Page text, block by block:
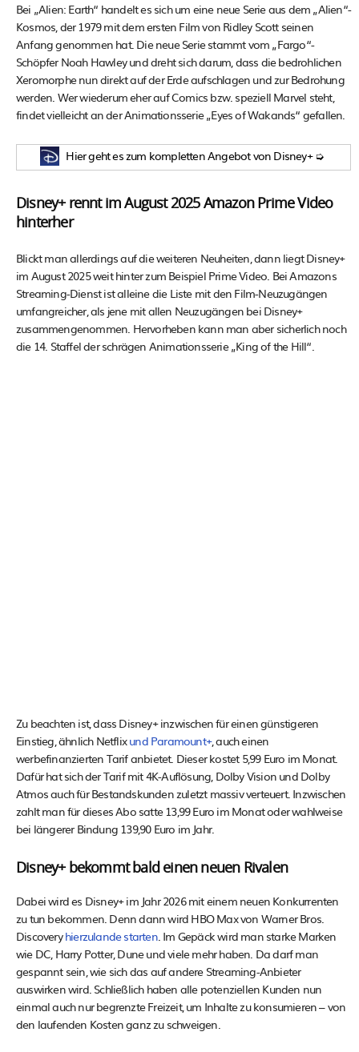
Bei „Alien: Earth“ handelt es sich um eine neue Serie aus dem „Alien“-
Kosmos, der 1979 mit dem ersten Film von Ridley Scott seinen
Anfang genommen hat. Die neue Serie stammt vom „Fargo“-
Schöpfer Noah Hawley und dreht sich darum, dass die bedrohlichen
Xeromorphe nun direkt auf der Erde aufschlagen und zur Bedrohung
werden. Wer wiederum eher auf Comics bzw. speziell Marvel steht,
findet vielleicht an der Animationsserie „Eyes of Wakands“ gefallen.
Hier geht es zum kompletten Angebot von Disney+ ➭
Disney+ rennt im August 2025 Amazon Prime Video
hinterher
Blickt man allerdings auf die weiteren Neuheiten, dann liegt Disney+
im August 2025 weit hinter zum Beispiel Prime Video. Bei Amazons
Streaming-Dienst ist alleine die Liste mit den Film-Neuzugängen
umfangreicher, als jene mit allen Neuzugängen bei Disney+
zusammengenommen. Hervorheben kann man aber sicherlich noch
die 14. Staffel der schrägen Animationsserie „King of the Hill“.
Zu beachten ist, dass Disney+ inzwischen für einen günstigeren
Einstieg, ähnlich Netflixund Paramount+, auch einen
werbefinanzierten Tarif anbietet. Dieser kostet 5,99 Euro im Monat.
Dafür hat sich der Tarif mit 4K-Auflösung, Dolby Vision und Dolby
Atmos auch für Bestandskunden zuletzt massiv verteuert. Inzwischen
zahlt man für dieses Abo satte 13,99 Euro im Monat oder wahlweise
bei längerer Bindung 139,90 Euro im Jahr.
Disney+ bekommt bald einen neuen Rivalen
Dabei wird es Disney+ im Jahr 2026 mit einem neuen Konkurrenten
zu tun bekommen. Denn dann wird HBO Max von Warner Bros.
Discoveryhierzulande starten. Im Gepäck wird man starke Marken
wie DC, Harry Potter, Dune und viele mehr haben. Da darf man
gespannt sein, wie sich das auf andere Streaming-Anbieter
auswirken wird. Schließlich haben alle potenziellen Kunden nun
einmal auch nur begrenzte Freizeit, um Inhalte zu konsumieren – von
den laufenden Kosten ganz zu schweigen.